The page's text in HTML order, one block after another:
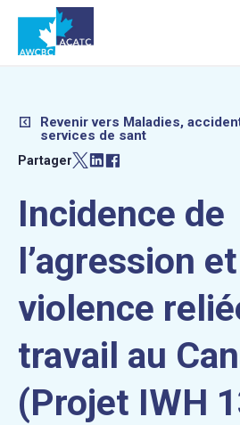
Revenir vers Maladies,
services de sant
Partager
Incidence de
l’agression
violence
travail au
(Projet IWH